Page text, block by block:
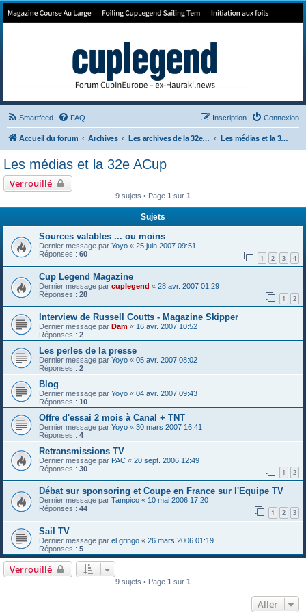
Forum de Cup In Europe
Smartfeed FAQ Connexion
Inscription
Accueil du forum Archives Les archives de la 32e America's Cup Les médias et la 32e ACup
Les médias et la 32e ACup
Verrouillé
9 sujets • Page 1 sur 1
Sujets
Sources valables ... ou moins
Dernier message par Yoyo « 25 juin 2007 09:51
Réponses : 60 1 2 3 4
Cup Legend Magazine
Dernier message par cuplegend « 28 avr. 2007 01:29
Réponses : 28 1 2
Interview de Russell Coutts - Magazine Skipper
Dernier message par Dam « 16 avr. 2007 10:52
Réponses : 2
Les perles de la presse
Dernier message par Yoyo « 05 avr. 2007 08:02
Réponses : 2
Blog
Dernier message par Yoyo « 04 avr. 2007 09:43
Réponses : 10
Offre d'essai 2 mois à Canal + TNT
Dernier message par Yoyo « 30 mars 2007 16:41
Réponses : 4
Retransmissions TV
Dernier message par PAC « 20 sept. 2006 12:49
Réponses : 30 1 2
Débat sur sponsoring et Coupe en France sur l'Equipe TV
Dernier message par Tampico « 10 mai 2006 17:20
Réponses : 44 1 2 3
Sail TV
Dernier message par el gringo « 26 mars 2006 01:19
Réponses : 5
Verrouillé
9 sujets • Page 1 sur 1
Aller